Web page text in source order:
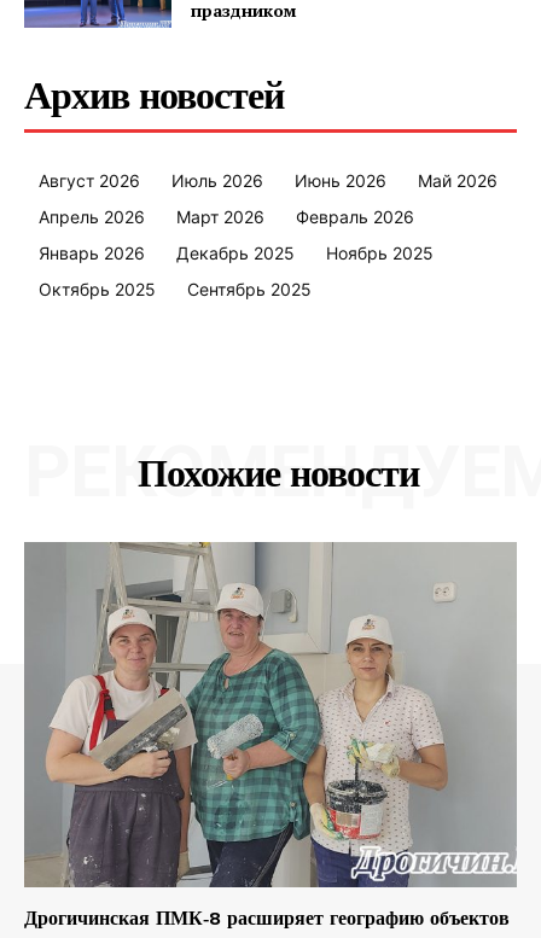
ПОДПИСАТЬСЯ
праздником
Архив новостей
Август 2026 Июль 2026 Июнь 2026
Май 2026
Апрель 2026
Март 2026
Февраль 2026
Январь 2026
Декабрь 2025
Ноябрь 2025
Октябрь 2025
Сентябрь 2025
Похожие новости
Дрогичинская ПМК‑8 расширяет географию объектов